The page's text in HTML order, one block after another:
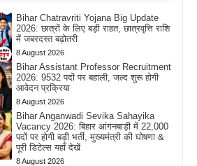
Bihar Chatravriti Yojana Big Update
2026: छात्रों के लिए बड़ी राहत, छात्रवृत्ति राशि
में जबरदस्त बढ़ोतरी
8 August 2026
Bihar Assistant Professor Recruitment
2026: 9532 पदों पर बहाली, जल्द शुरू होगी
आवेदन प्रक्रिया
8 August 2026
Bihar Anganwadi Sevika Sahayika
Vacancy 2026: बिहार आंगनबाड़ी में 22,000
पदों पर होगी बड़ी भर्ती, मुख्यमंत्री की घोषणा &
पूरी डिटेल्स यहाँ देखें
8 August 2026